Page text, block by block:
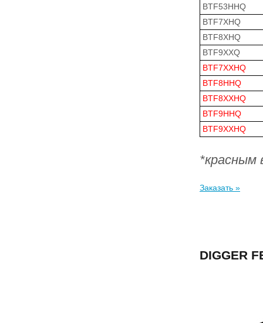
BTF53HHQ
BTF7XHQ
BTF8XHQ
BTF9XXQ
BTF7XXHQ
BTF8HHQ
BTF8XXHQ
BTF9HHQ
BTF9XXHQ
*красным
Заказать »
DIGGER